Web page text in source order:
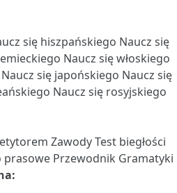
się hiszpańskiego Naucz się
Naucz się włoskiego
Naucz się japońskiego Naucz się
Naucz się rosyjskiego
ZawodyTest biegłości
prasowe Przewodnik Gramatyki